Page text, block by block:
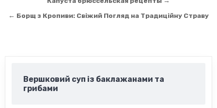
записів
← Борщ з Кропиви: Свіжий Погляд на Традиційну Страву
Вершковий суп із баклажанами та
грибами